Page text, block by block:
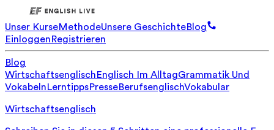
Unser KurseMethodeUnsere GeschichteBlog
EinloggenRegistrieren
Blog
WirtschaftsenglischEnglisch Im AlltagGrammatik Und
VokabelnLerntippsPresseBerufsenglischVokabular
Wirtschaftsenglisch